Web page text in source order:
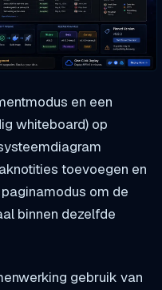
en een
whiteboard) op
toevoegen en
om de
binnen dezelfde
gebruik van